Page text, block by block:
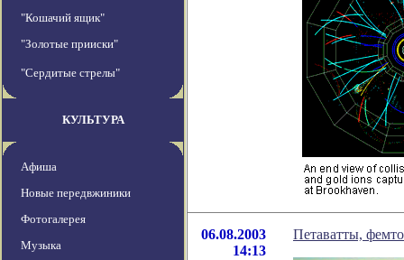
"Кошачий ящик"
"Золотые прииски"
"Сердитые стрелы"
КУЛЬТУРА
Афиша
Новые передвжиники
Фотогалерея
Музыка
06.08.2003
14:13
Петаватты,